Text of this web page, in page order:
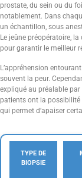
prostate, du sein ou du
notablement. Dans
un échantillon, sous
Le jeûne préopératoire,
pour garantir le meilleur
L’appréhension
souvent la peur.
expliqué au préalable
patients ont la possibilité
qui permet d’apaiser
TYPE DE
BIOPSIE